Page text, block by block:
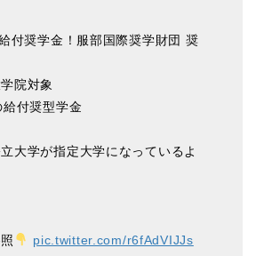
付奨学金！服部国際奨学財団 奨
院対象
給付奨型学金
大学が指定大学になっているよ
pic.twitter.com/r6fAdVIJJs